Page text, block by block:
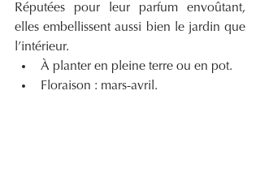
Réputées pour leur parfum envoûtant,
elles embellissent aussi bien le jardin que
l’intérieur.
À planter en pleine terre ou en pot.
Floraison : mars-avril.